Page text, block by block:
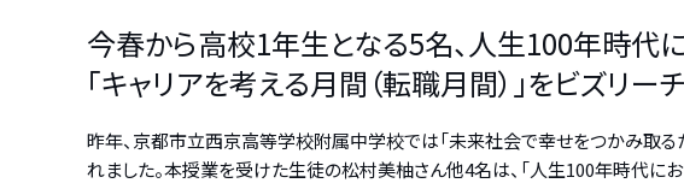
今春から高校1年生となる5名、人生100年時代
「キャリアを考える月間（転職月間）」をビズリー
昨年、京都市立西京高等学校附属中学校では「未来社会で幸せをつかみ取
れました。本授業を受けた生徒の松村美柚さん他4名は、「人生100年時代に